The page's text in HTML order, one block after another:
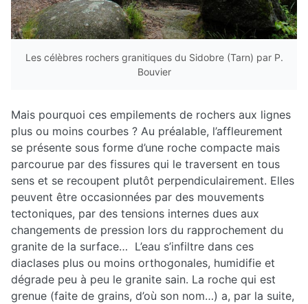
Les célèbres rochers granitiques du Sidobre (Tarn) par P.
Bouvier
Mais pourquoi ces empilements de rochers aux lignes
plus ou moins courbes ? Au préalable, l’affleurement
se présente sous forme d’une roche compacte mais
parcourue par des fissures qui le traversent en tous
sens et se recoupent plutôt perpendiculairement. Elles
peuvent être occasionnées par des mouvements
tectoniques, par des tensions internes dues aux
changements de pression lors du rapprochement du
granite de la surface… L’eau s’infiltre dans ces
diaclases plus ou moins orthogonales, humidifie et
dégrade peu à peu le granite sain. La roche qui est
grenue (faite de grains, d’où son nom…) a, par la suite,